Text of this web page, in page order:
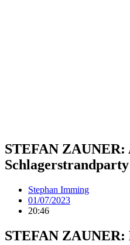
STEFAN ZAUNER:
Stephan Imming
01/07/2023
20:46
STEFAN